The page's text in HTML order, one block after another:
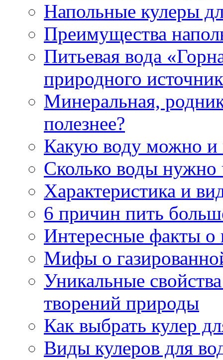
Напольные кулеры
Преимущества
Питьевая вода
природного
Минеральная,
полезнее?
Какую воду можно и
Сколько воды нужно
Характеристика и
6 причин пить
Интересные факты о
Мифы о
Уникальные
творений природы
Как выбрать кулер
Виды кулеров для